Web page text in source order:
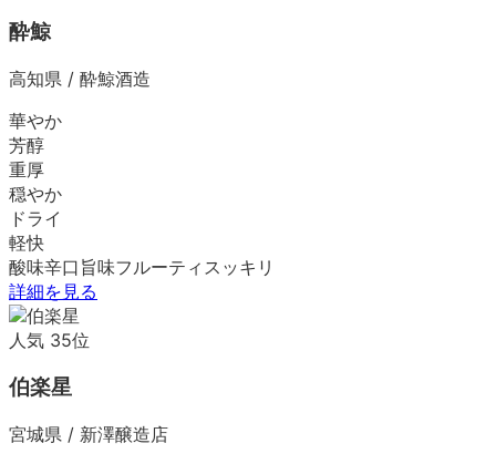
酔鯨
高知県 / 酔鯨酒造
華やか
芳醇
重厚
穏やか
ドライ
軽快
酸味辛口 旨味フルーティ スッキリ
詳細を見る
人気 35位
伯楽星
宮城県 / 新澤醸造店